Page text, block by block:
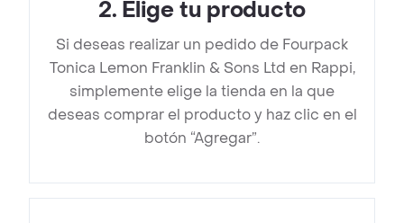
2. Elige tu producto
Si deseas realizar un pedido de Fourpack
Tonica Lemon Franklin & Sons Ltd en Rappi,
simplemente elige la tienda en la que
deseas comprar el producto y haz clic en el
botón “Agregar”.